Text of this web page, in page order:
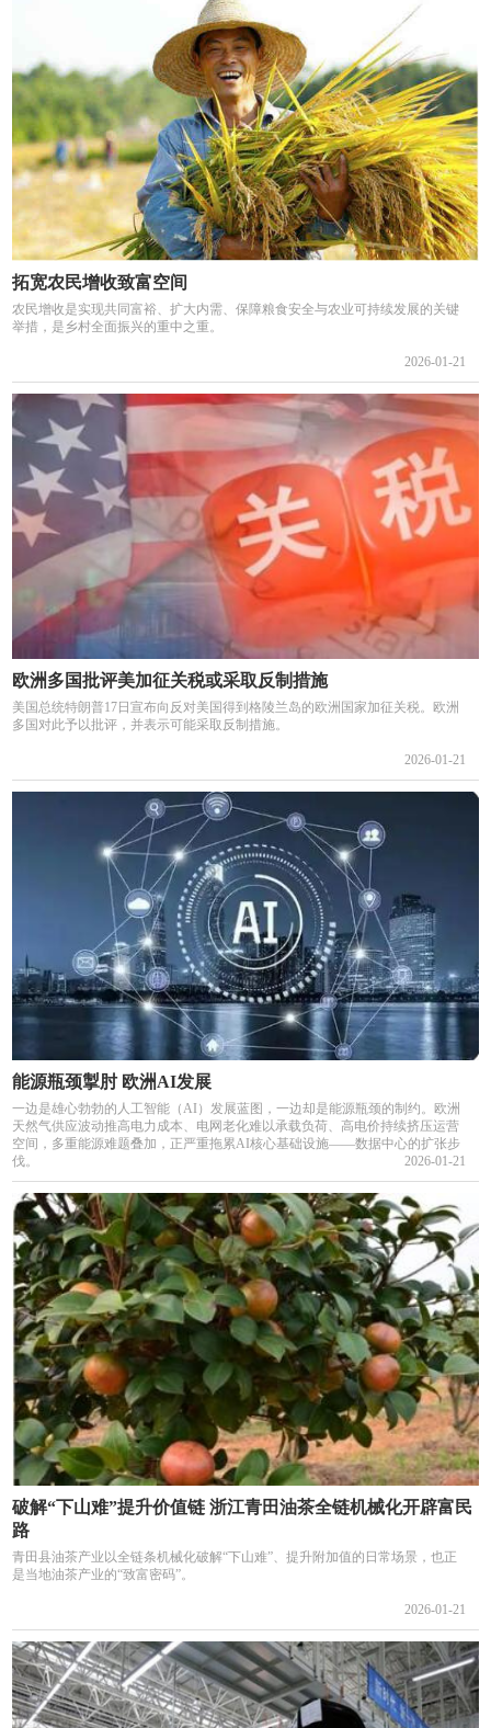
拓宽农民增收致富空间
农民增收是实现共同富裕、扩大内需、保障粮食安全与农业可持续发展的关键
举措，是乡村全面振兴的重中之重。
2026-01-21
欧洲多国批评美加征关税或采取反制措施
美国总统特朗普17日宣布向反对美国得到格陵兰岛的欧洲国家加征关税。欧洲
多国对此予以批评，并表示可能采取反制措施。
2026-01-21
能源瓶颈掣肘 欧洲AI发展
一边是雄心勃勃的人工智能（AI）发展蓝图，一边却是能源瓶颈的制约。欧洲
天然气供应波动推高电力成本、电网老化难以承载负荷、高电价持续挤压运营
空间，多重能源难题叠加，正严重拖累AI核心基础设施——数据中心的扩张步
伐。
2026-01-21
破解“下山难”提升价值链 浙江青田油茶全链机械化开辟富民
路
青田县油茶产业以全链条机械化破解“下山难”、提升附加值的日常场景，也正
是当地油茶产业的“致富密码”。
2026-01-21